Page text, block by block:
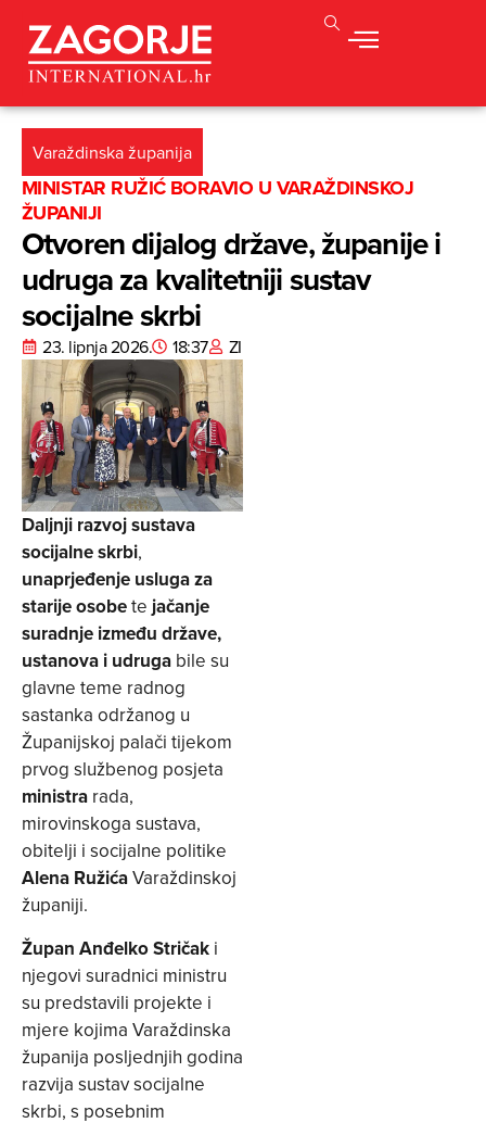
Varaždinska županija
MINISTAR RUŽIĆ BORAVIO U VARAŽDINSKOJ
ŽUPANIJI
Otvoren dijalog države, županije i
udruga za kvalitetniji sustav
socijalne skrbi
23. lipnja 2026. 18:37 ZI
Daljnji razvoj sustava
socijalne skrbi,
unaprjeđenje usluga za
starije osobete jačanje
suradnje između države,
ustanova i udruga bile su
glavne teme radnog
sastanka održanog u
Županijskoj palači tijekom
prvog službenog posjeta
ministra rada,
mirovinskoga sustava,
obitelji i socijalne politike
Alena RužićaVaraždinskoj
županiji.
Župan Anđelko Stričak i
njegovi suradnici ministru
su predstavili projekte i
mjere kojima Varaždinska
županija posljednjih godina
razvija sustav socijalne
skrbi, s posebnim